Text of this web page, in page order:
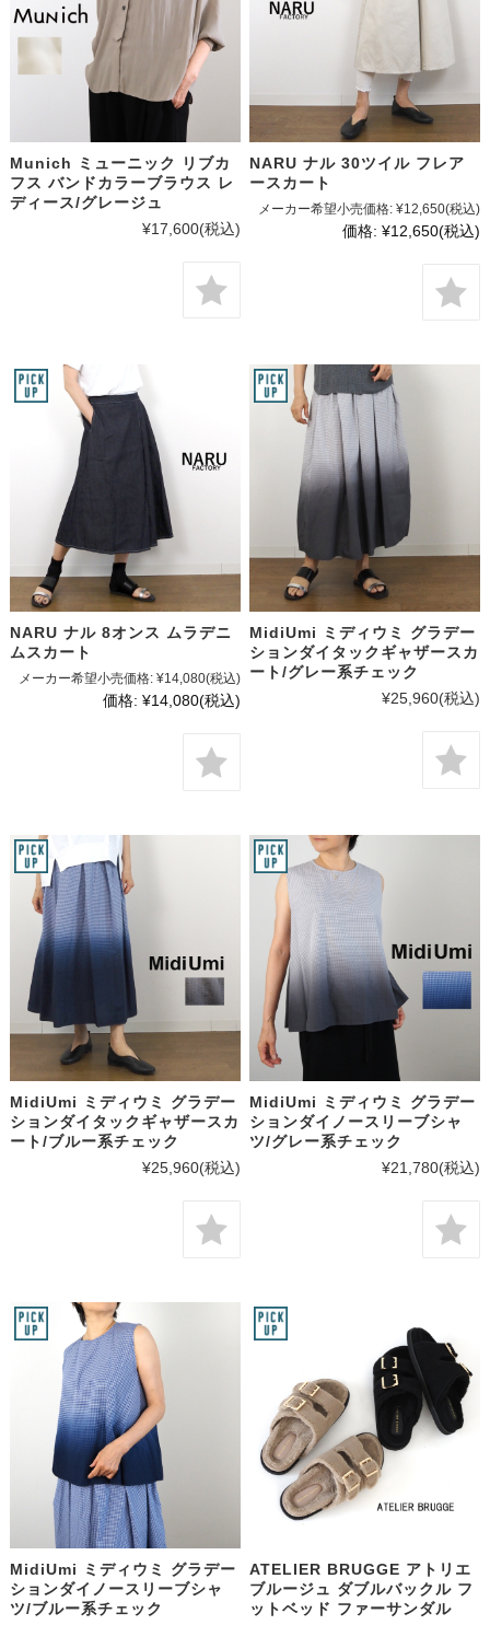
Munich ミューニック リブカ
フス バンドカラーブラウス レ
ディース/グレージュ
¥17,600(税込)
NARU ナル 30ツイル フレア
ースカート
メーカー希望小売価格: ¥12,650(税込)
価格: ¥12,650(税込)
NARU ナル 8オンス ムラデニ
ムスカート
メーカー希望小売価格: ¥14,080(税込)
価格: ¥14,080(税込)
MidiUmi ミディウミ グラデー
ションダイタックギャザースカ
ート/グレー系チェック
¥25,960(税込)
MidiUmi ミディウミ グラデー
ションダイタックギャザースカ
ート/ブルー系チェック
¥25,960(税込)
MidiUmi ミディウミ グラデー
ションダイノースリーブシャ
ツ/グレー系チェック
¥21,780(税込)
MidiUmi ミディウミ グラデー
ションダイノースリーブシャ
ツ/ブルー系チェック
ATELIER BRUGGE アトリエ
ブルージュ ダブルバックル フ
ットベッド ファーサンダル